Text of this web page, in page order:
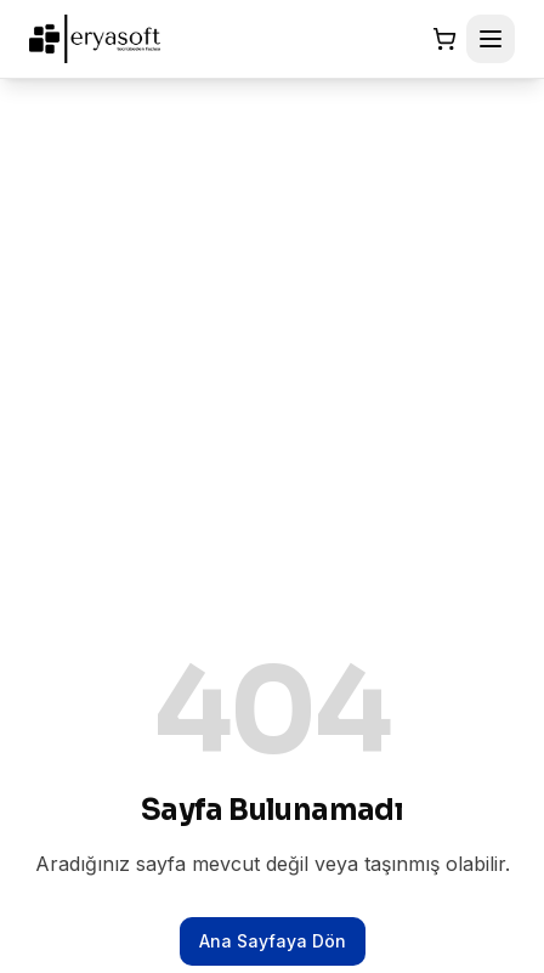
404
Sayfa Bulunamadı
Aradığınız sayfa mevcut değil veya taşınmış olabilir.
Ana Sayfaya Dön